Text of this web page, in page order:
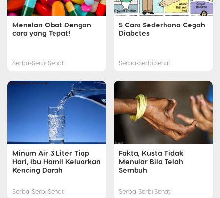
Menelan Obat Dengan
cara yang Tepat!
Serba-Serbi Sehat
5 Cara Sederhana Cegah
Diabetes
Serba-Serbi Sehat
Minum Air 3 Liter Tiap
Hari, Ibu Hamil Keluarkan
Kencing Darah
Serba-Serbi Sehat
Fakta, Kusta Tidak
Menular Bila Telah
Sembuh
Serba-Serbi Sehat